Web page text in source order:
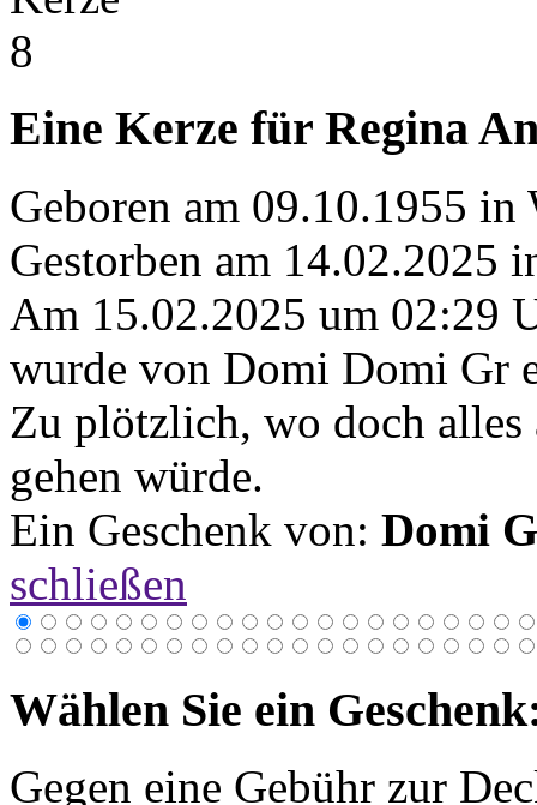
Eine Kerze für Regina
Geboren am 09.10.1955 in
Gestorben am 14.02.2025
Am 15.02.2025 um 02:29
wurde von Domi Domi Gr
Zu plötzlich, wo doch alles
gehen würde.
Ein Geschenk von: Domi
schließen
Wählen Sie ein
Gegen eine Gebühr zur